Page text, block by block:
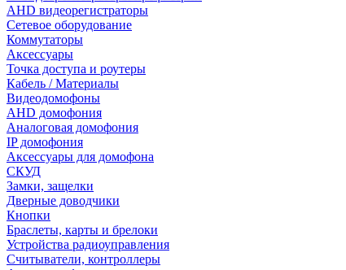
AHD видеорегистраторы
Сетевое оборудование
Коммутаторы
Аксессуары
Точка доступа и роутеры
Кабель / Материалы
Видеодомофоны
AHD домофония
Аналоговая домофония
IP домофония
Аксессуары для домофона
СКУД
Замки, защелки
Дверные доводчики
Кнопки
Браслеты, карты и брелоки
Устройства радиоуправления
Считыватели, контроллеры